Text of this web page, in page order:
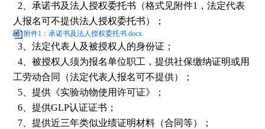
2、 承诺书及法人授权委托书（格式见附件1 ，法定代表
人报名可不提供法人授权委托书）
；
附件1：承诺书及法人授权委托书.docx
3、法定代表人及被授权人的身份证；
4 、被授权人须为报名单位职工，提供社保缴纳证明或用
工劳动合同（法定代表人报名可不提供）；
5、提供《实验动物使用许可证》；
6、提供GLP认证证书；
7、提供近三年类似业绩证明材料（合同等）；